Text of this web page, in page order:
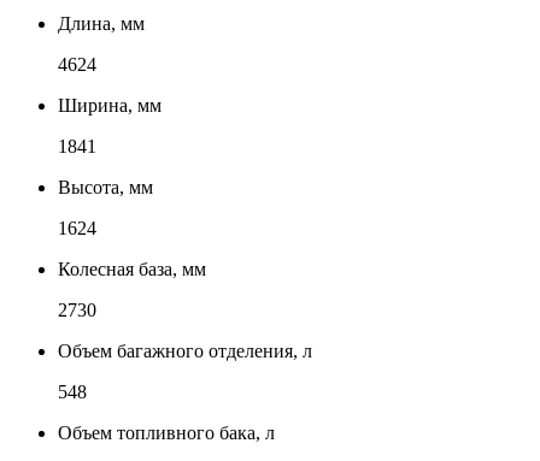
Длина, мм
4624
Ширина, мм
1841
Высота, мм
1624
Колесная база, мм
2730
Объем багажного отделения, л
548
Объем топливного бака, л